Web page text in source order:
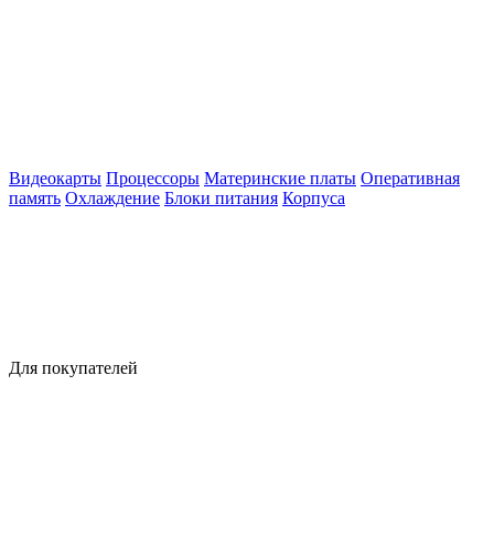
Видеокарты Процессоры Материнские платы Оперативная
память Охлаждение Блоки питания Корпуса
Для покупателей